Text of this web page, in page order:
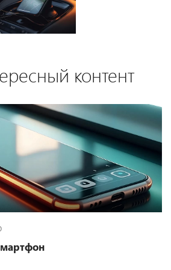
контент